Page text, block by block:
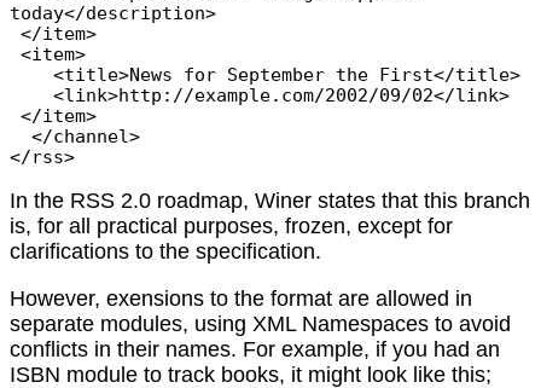
today</description>
In the RSS 2.0 roadmap, Winer states that this branch
is, for all practical purposes, frozen, except for
clarifications to the specification.
However, exensions to the format are allowed in
separate modules, using XML Namespaces to avoid
conflicts in their names. For example, if you had an
ISBN module to track books, it might look like this;